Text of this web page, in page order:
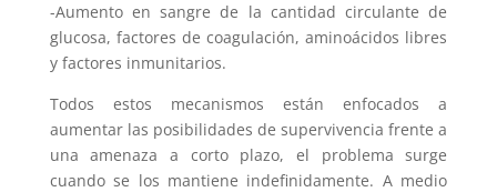
-Aumento en sangre de la cantidad circulante de
glucosa, factores de coagulación, aminoácidos libres
y factores inmunitarios.
Todos estos mecanismos están enfocados a
aumentar las posibilidades de supervivencia frente a
una amenaza a corto plazo, el problema surge
cuando se los mantiene indefinidamente. A medio